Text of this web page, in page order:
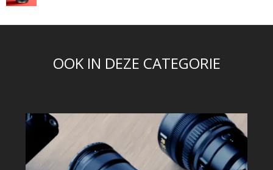
OOK IN DEZE CATEGORIE